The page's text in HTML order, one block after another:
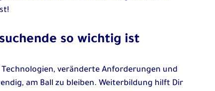
so wichtig ist
veränderte Anforderungen und
am Ball zu bleiben. Weiterbildung hilft Dir